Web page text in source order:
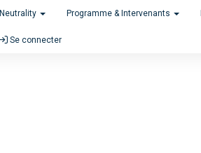
Neutrality Programme & Intervenants
Se connecter